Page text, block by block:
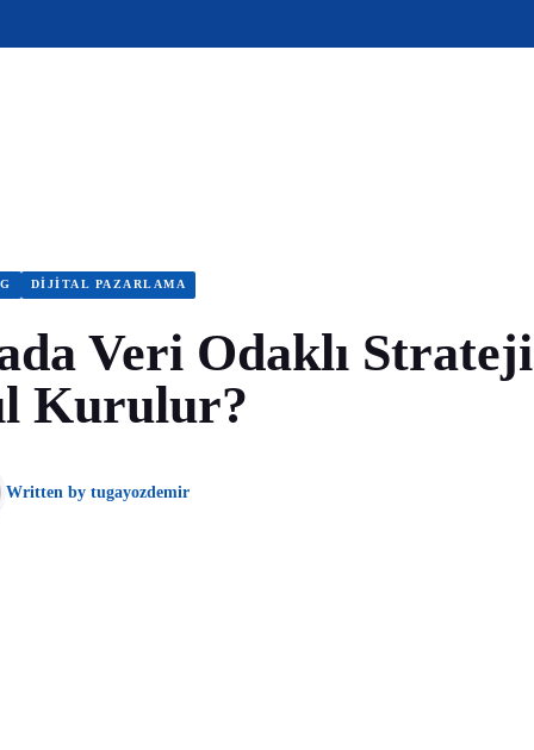
DIJITAL PAZARLAMA
Veri Odaklı Strateji
Kurulur?
Written by tugayozdemir